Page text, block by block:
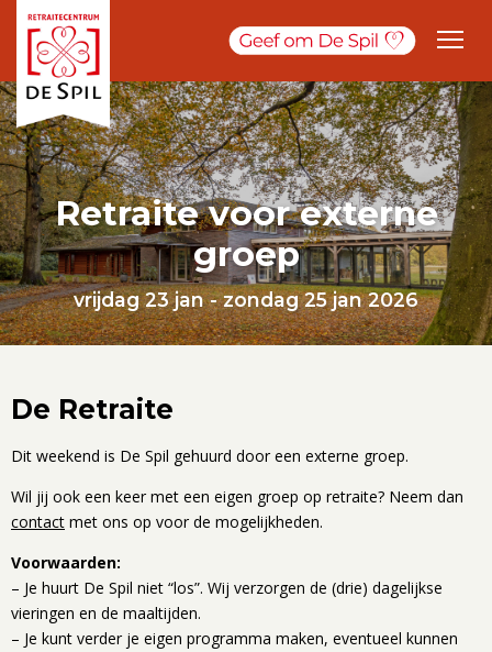
Retraite voor externe
groep
vrijdag 23 jan - zondag 25 jan 2026
De Retraite
Dit weekend is De Spil gehuurd door een externe groep.
Wil jij ook een keer met een eigen groep op retraite? Neem dan
contact met ons op voor de mogelijkheden.
Voorwaarden:
– Je huurt De Spil niet “los”. Wij verzorgen de (drie) dagelijkse
vieringen en de maaltijden.
– Je kunt verder je eigen programma maken, eventueel kunnen